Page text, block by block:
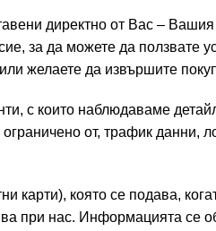
директно от Вас –
за да можете да ползвате
желаете да извършите
с които наблюдаваме
от, трафик данни,
която се подава,
при нас. Информацията се